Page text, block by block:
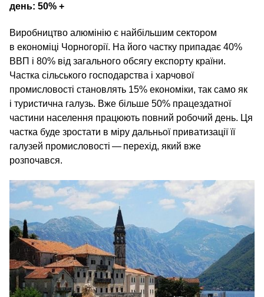
день: 50% +
Виробництво алюмінію є найбільшим сектором
в економіці Чорногорії. На його частку припадає 40%
ВВП і 80% від загального обсягу експорту країни.
Частка сільського господарства і харчової
промисловості становлять 15% економіки, так само як
і туристична галузь. Вже більше 50% працездатної
частини населення працюють повний робочий день. Ця
частка буде зростати в міру дальньої приватизації її
галузей промисловості — перехід, який вже
розпочався.